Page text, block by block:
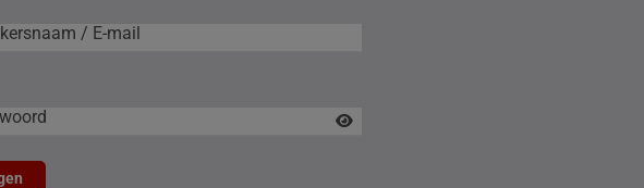
/ E-mail